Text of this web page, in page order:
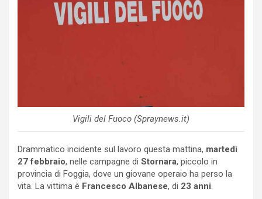
Vigili del Fuoco (Spraynews.it)
Drammatico incidente sul lavoro questa mattina, martedì
27 febbraio, nelle campagne di Stornara, piccolo in
provincia di Foggia, dove un giovane operaio ha perso la
vita. La vittima è Francesco Albanese, di 23 anni.